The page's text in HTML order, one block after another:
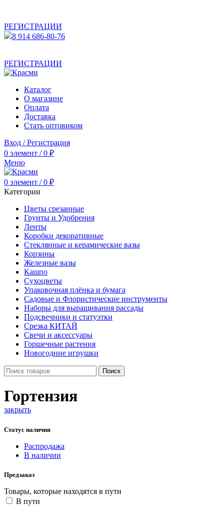
РЕГИСТРАЦИИ
8 914 686-80-76
РЕГИСТРАЦИИ
Каталог
О магазине
Оплата
Доставка
Стать оптовиком
Вход / Регистрация
0 элемент / 0 ₽
Меню
0 элемент / 0 ₽
Категории
Цветы срезанные
Грунты и Удобрения
Ленты
Коробки декоративные
Стеклянные и керамические вазы
Корзины
Железные вазы
Кашпо
Сухоцветы
Упаковочная плёнка и бумага
Садовые и Флористические инструменты
Наборы для выращивания рассады
Подсвечники и статуэтки
Срезка КИТАЙ
Свечи и аксессуары
Горшечные растения
Новогодние игрушки
Поиск
Гортензия
закрыть
Статус наличия
Распродажа
В наличии
Предзаказ
Товары, которые находятся в пути
В пути